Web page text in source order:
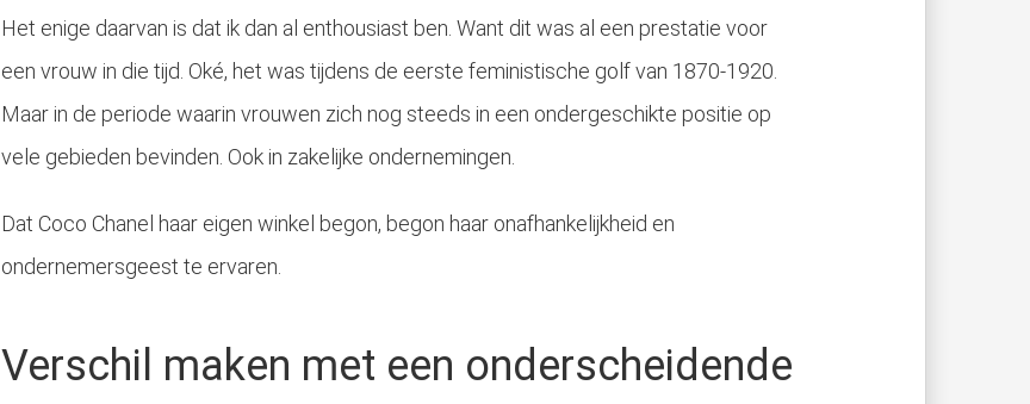
Het enige daarvan is dat ik dan al enthousiast ben. Want dit was al een prestatie voor
een vrouw in die tijd. Oké, het was tijdens de eerste feministische golf van 1870-1920.
Maar in de periode waarin vrouwen zich nog steeds in een ondergeschikte positie op
vele gebieden bevinden. Ook in zakelijke ondernemingen.
Dat Coco Chanel haar eigen winkel begon, begon haar onafhankelijkheid en
ondernemersgeest te ervaren.
Verschil maken met een onderscheidende